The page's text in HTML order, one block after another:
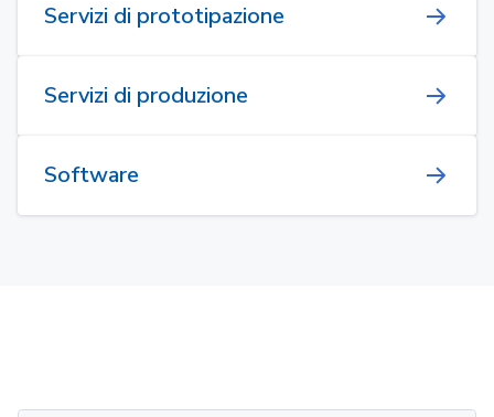
Servizi di prototipazione
Servizi di produzione
Software